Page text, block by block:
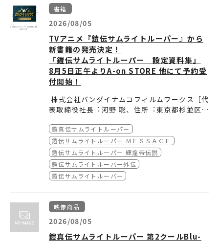
情報もあります。
ペース）
東京都足立区千住3-92
主催：バンダイナムコフィルムワークス
※詳細はイベントページでご確認ください。
書籍
2026/08/05
TVアニメ『鎧伝サムライトルーパー』から
新書籍の発売決定！
「鎧伝サムライトルーパー 設定資料集」
8月5日正午よりA-on STORE 他にて予約受
付開始！
株式会社バンダイナムコフィルムワークス［代
表取締役社⻑︓河野 聡、住所︓東京都杉並区］
なるTVアニメ『鎧真伝サムライトルーパー』
の放送を記念 して、「鎧伝サムライトルーパー
設定資料集」（4,950円／税込）を発売しま
す。
予約受付は、バンダイナムコフィルムワークス
公式通販サイトA-on STORE 他にて、2026年
付締切は2026年9⽉1⽇（⽕）23時59分まで、
お届けは 2026 年11⽉下旬ごろを予定していま
す。
m/item-1000242142/ ）
●サンライズストア（プレミアムバンダイ）（
https://p-bandai.jp/item/item-10002549
35/）
■「鎧伝サムライトルーパー 設定資料集」商品
特⻑
本書籍は、A4サイズ・180ページ以上の本⽂モ
ノクロの冊⼦で、『鎧伝サムライトルーパー』
のTVシ
「MESSAGE」）より、キャラクターにフォー
カスをあてた設定線
画180点以上を収録しています。また、⾦⼭明
博の既存イラストを使⽤した下敷きが付属しま
■「鎧伝サムライトルーパー 設定資料集」商品
受注期間
価格
︓2026年８⽉５⽇（⽔）12時（正午）〜2026
年９⽉１⽇（⽕）23時59分
※店舗特典 橘皆無 既存イラスト使⽤ 下敷き
※本商品は準備数に限りがございます。
準備数に達した場合、ご注⽂の受付を終了させ
ていただくことがございます。
鎧真伝サムライトルーパー
鎧伝サムライトルーパー ＭＥＳＳＡＧＥ
鎧伝サムライトルーパー 輝煌帝伝説
鎧伝サムライトルーパー外伝
鎧伝サムライトルーパー
映像商品
2026/08/05
鎧真伝サムライトルーパー 第2クールBlu-